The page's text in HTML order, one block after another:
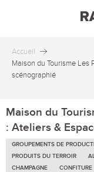
principal
Accueil
Maison du Tourisme Les
scénographié
Maison du
: Ateliers &
GROUPEMENTS DE
PRODUITS DU TERROIR
CHAMPAGNE
CONFITURE